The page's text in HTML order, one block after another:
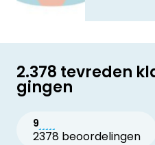
2.378 tevreden
gingen
9
2378 beoordelingen